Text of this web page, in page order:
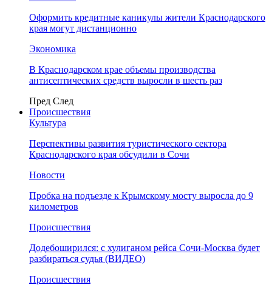
Оформить кредитные каникулы жители Краснодарского
края могут дистанционно
Экономика
В Краснодарском крае объемы производства
антисептических средств выросли в шесть раз
Пред След
Происшествия
Культура
Перспективы развития туристического сектора
Краснодарского края обсудили в Сочи
Новости
Пробка на подъезде к Крымскому мосту выросла до 9
километров
Происшествия
Додебоширился: с хулиганом рейса Сочи-Москва будет
разбираться судья (ВИДЕО)
Происшествия